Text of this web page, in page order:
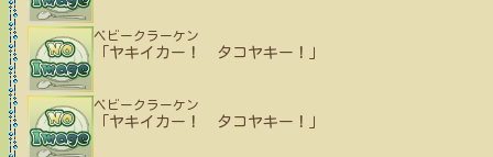
ベビークラーケン
「ヤキイカー！ タコヤキー！」
ベビークラーケン
「ヤキイカー！ タコヤキー！」